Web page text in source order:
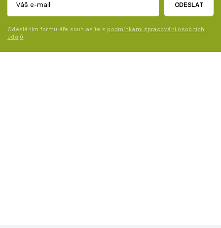
ODESLAT
Odesláním formuláře souhlasíte s podmínkami zpracování osobních
údajů